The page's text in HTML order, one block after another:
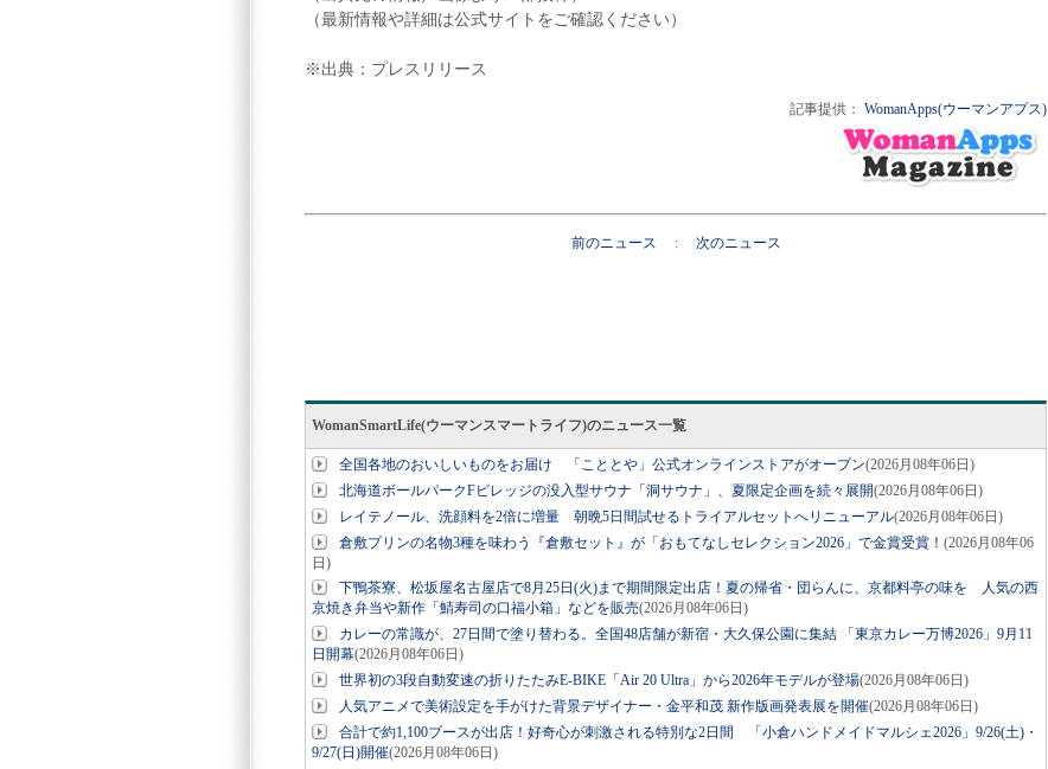
（最新情報や詳細は公式サイトをご確認ください）
※出典：プレスリリース
記事提供： WomanApps(ウーマンアプス)
前のニュース : 次のニュース
WomanSmartLife(ウーマンスマートライフ)のニュース一覧
全国各地のおいしいものをお届け 「こととや」公式オンラインストアがオープン(2026月08年06日)
北海道ボールパークFビレッジの没入型サウナ「洞サウナ」、夏限定企画を続々展開(2026月08年06日)
レイテノール、洗顔料を2倍に増量 朝晩5日間試せるトライアルセットへリニューアル(2026月08年06日)
倉敷プリンの名物3種を味わう『倉敷セット』が「おもてなしセレクション2026」で金賞受賞！ (2026月08年06
日)
下鴨茶寮、松坂屋名古屋店で8月25日(火)まで期間限定出店！夏の帰省・団らんに、京都料亭の味を 人気の西
京焼き弁当や新作「鯖寿司の口福小箱」などを販売(2026月08年06日)
カレーの常識が、27日間で塗り替わる。全国48店舗が新宿・大久保公園に集結 「東京カレー万博2026」9月11
日開幕(2026月08年06日)
世界初の3段自動変速の折りたたみE-BIKE「Air 20 Ultra」から2026年モデルが登場(2026月08年06日)
人気アニメで美術設定を手がけた背景デザイナー・金平和茂 新作版画発表展を開催(2026月08年06日)
合計で約1,100ブースが出店！好奇心が刺激される特別な2日間 「小倉ハンドメイドマルシェ2026」9/26(土)・
9/27(日)開催(2026月08年06日)